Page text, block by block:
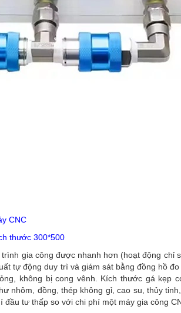
CNC
thước 300*500
gia công được nhanh hơn (hoạt động
tự động duy trì và giám sát bằng đồng hồ
không bị cong vênh. Kích thước gá kẹp
nhôm, đồng, thép không gỉ, cao su, thủy
tư thấp so với chi phí một máy gia công